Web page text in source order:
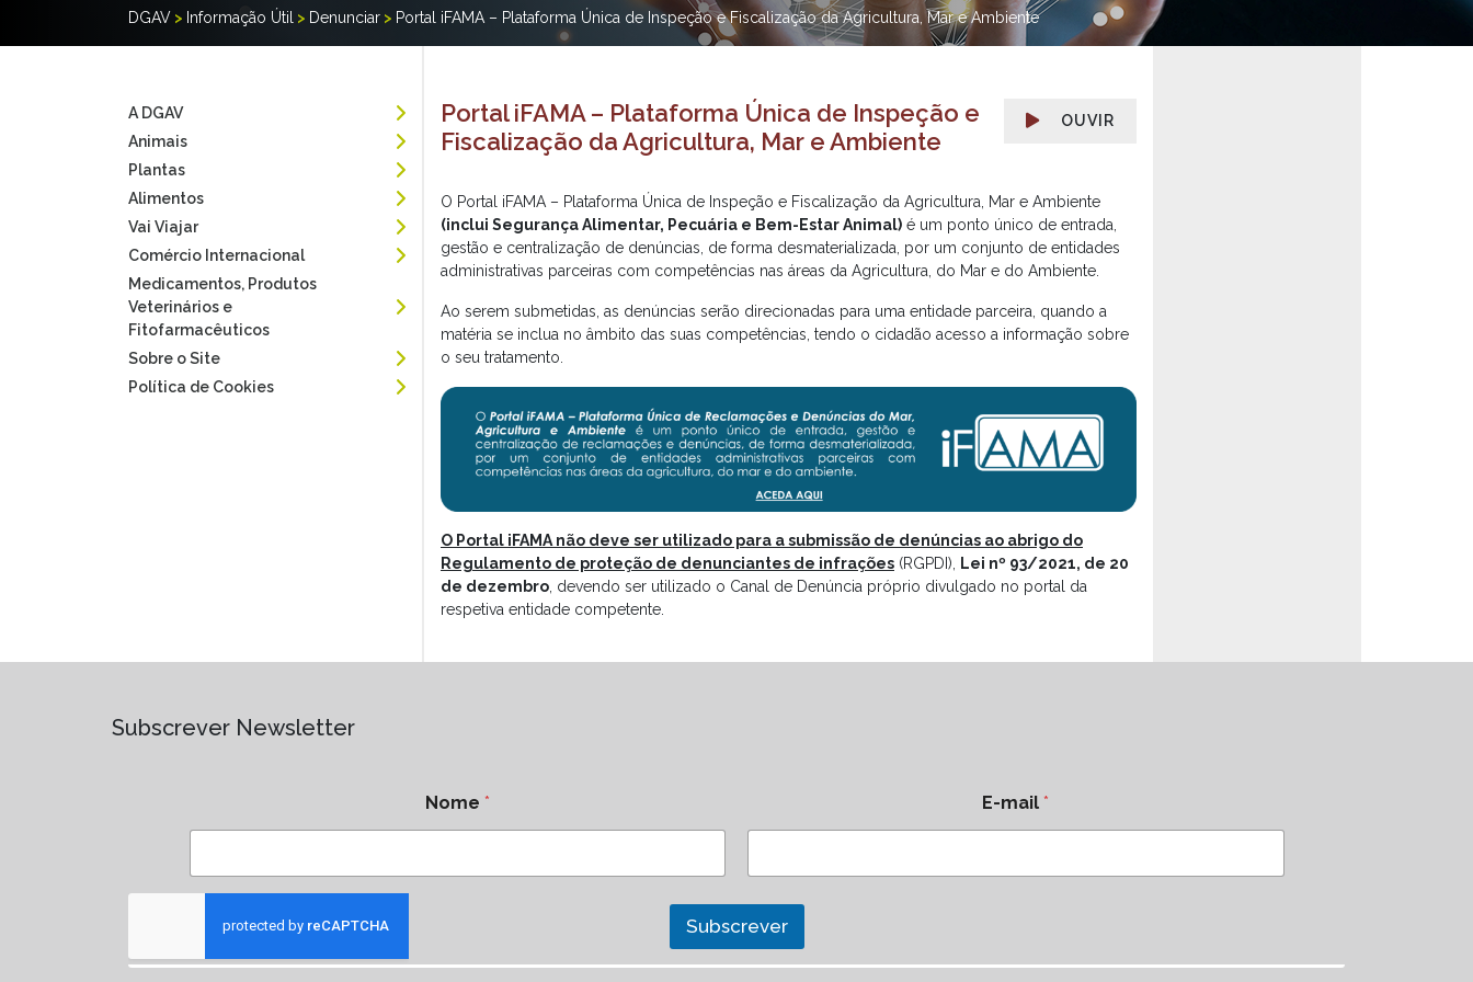
DGAV > Informação Útil > Denunciar > Portal iFAMA – Plataforma Única de Inspeção e Fiscalização da Agricultura, Mar e Ambiente
A DGAV
Animais
Plantas
Alimentos
Vai Viajar
Comércio Internacional
Medicamentos, Produtos
Veterinários e
Fitofarmacêuticos
Sobre o Site
Política de Cookies
OUVIR
Portal iFAMA – Plataforma Única de Inspeção e
Fiscalização da Agricultura, Mar e Ambiente
O Portal iFAMA – Plataforma Única de Inspeção e Fiscalização da Agricultura, Mar e Ambiente
(inclui Segurança Alimentar, Pecuária e Bem-Estar Animal) é um ponto único de entrada,
gestão e centralização de denúncias, de forma desmaterializada, por um conjunto de entidades
administrativas parceiras com competências nas áreas da Agricultura, do Mar e do Ambiente.
Ao serem submetidas, as denúncias serão direcionadas para uma entidade parceira, quando a
matéria se inclua no âmbito das suas competências, tendo o cidadão acesso a informação sobre
o seu tratamento.
O Portal iFAMA não deve ser utilizado para a submissão de denúncias ao abrigo do
Regulamento de proteção de denunciantes de infrações (RGPDI),
Lei nº 93/2021, de 20
de dezembro , devendo ser utilizado o Canal de Denúncia próprio divulgado no portal da
respetiva entidade competente.
Subscrever Newsletter
Nome * E-mail*
Subscrever